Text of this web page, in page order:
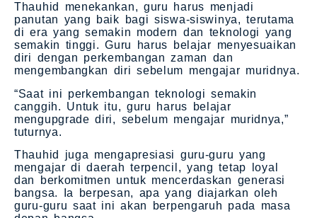
Thauhid menekankan, guru harus menjadi
panutan yang baik bagi siswa-siswinya, terutama
di era yang semakin modern dan teknologi yang
semakin tinggi. Guru harus belajar menyesuaikan
diri dengan perkembangan zaman dan
mengembangkan diri sebelum mengajar muridnya.
“Saat ini perkembangan teknologi semakin
canggih. Untuk itu, guru harus belajar
mengupgrade diri, sebelum mengajar muridnya,”
tuturnya.
Thauhid juga mengapresiasi guru-guru yang
mengajar di daerah terpencil, yang tetap loyal
dan berkomitmen untuk mencerdaskan generasi
bangsa. Ia berpesan, apa yang diajarkan oleh
guru-guru saat ini akan berpengaruh pada masa